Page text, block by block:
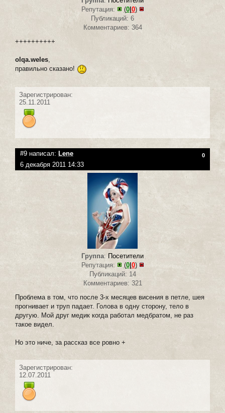
Репутация:
(0| 0)
Публикаций: 6
Комментариев: 364
++++++++++
olqa.weles,
правильно сказано!
Зарегистрирован:
25.11.2011
#9 написал: Lene 0
6 декабря 2011 14:33
Группа: Посетители
Репутация:
(0| 0)
Публикаций: 14
Комментариев: 321
Проблема в том, что после 3-х месяцев висения в петле, шея
прогнивает и труп падает. Голова в одну сторону, тело в
другую. Мой друг медик когда работал медбратом, не раз
такое видел.
Но это ниче, за рассказ все ровно +
Зарегистрирован:
12.07.2011